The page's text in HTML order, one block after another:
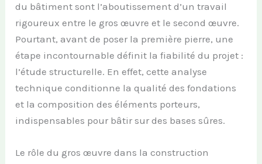
du bâtiment sont l’aboutissement d’un travail
rigoureux entre le gros œuvre et le second œuvre.
Pourtant, avant de poser la première pierre, une
étape incontournable définit la fiabilité du projet :
l’étude structurelle. En effet, cette analyse
technique conditionne la qualité des fondations
et la composition des éléments porteurs,
indispensables pour bâtir sur des bases sûres.
Le rôle du gros œuvre dans la construction